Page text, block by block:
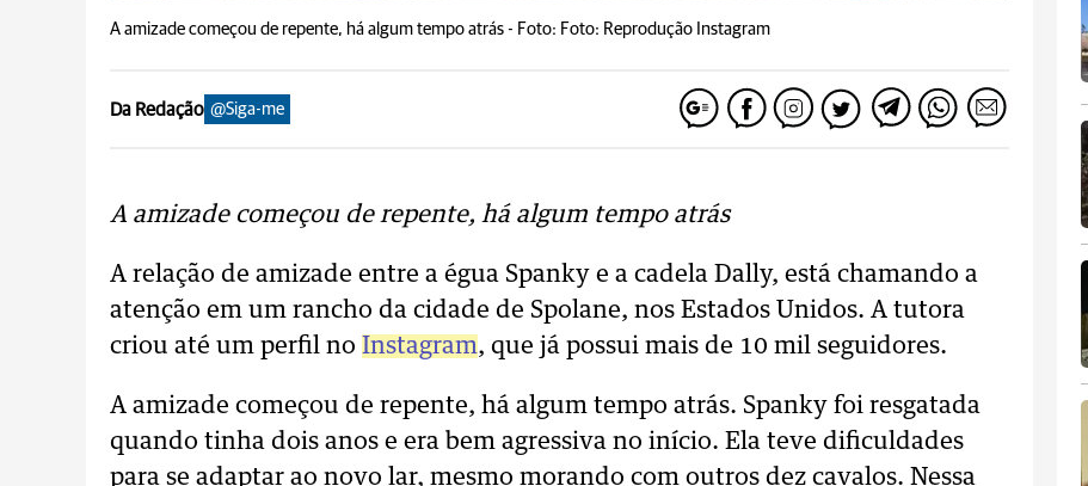
A amizade começou de repente, há algum tempo atrás - Foto: Foto: Reprodução Instagram
Da Redação @Siga-me
A amizade começou de repente, há algum tempo atrás
A relação de amizade entre a égua Spanky e a cadela Dally, está chamando a
atenção em um rancho da cidade de Spolane, nos Estados Unidos. A tutora
criou até um perfil no Instagram, que já possui mais de 10 mil seguidores.
A amizade começou de repente, há algum tempo atrás. Spanky foi resgatada
quando tinha dois anos e era bem agressiva no início. Ela teve dificuldades
para se adaptar ao novo lar, mesmo morando com outros dez cavalos. Nessa